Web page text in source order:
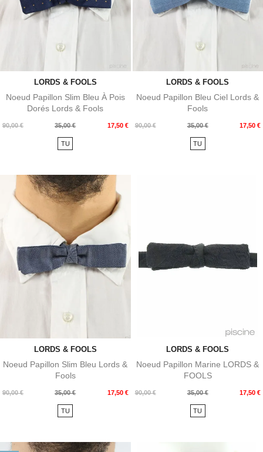
LORDS & FOOLS
Noeud Papillon Slim Bleu À Pois
Dorés Lords & Fools
90,00 €
Prix
35,00 € 17,50 €
Prix
TU
LORDS & FOOLS
Noeud Papillon Bleu Ciel Lords &
Fools
90,00 €
Prix
35,00 € 17,50 €
Prix
TU
LORDS & FOOLS
Noeud Papillon Slim Bleu Lords &
Fools
90,00 €
Prix
35,00 € 17,50 €
Prix
TU
LORDS & FOOLS
Noeud Papillon Marine LORDS &
FOOLS
90,00 €
Prix
35,00 € 17,50 €
Prix
TU